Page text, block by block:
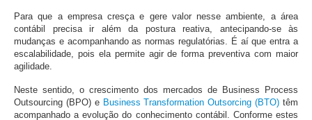
Para que a empresa cresça e gere valor nesse ambiente, a área
contábil precisa ir além da postura reativa, antecipando-se às
mudanças e acompanhando as normas regulatórias. É aí que entra a
escalabilidade, pois ela permite agir de forma preventiva com maior
agilidade.
Neste sentido, o crescimento dos mercados de Business Process
Outsourcing (BPO) e Business Transformation Outsorcing (BTO) têm
acompanhado a evolução do conhecimento contábil. Conforme estes